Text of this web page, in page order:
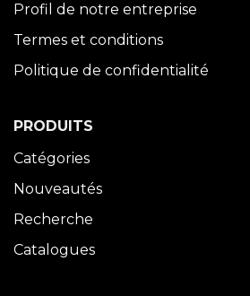
Profil de notre entreprise
Termes et conditions
Politique de confidentialité
PRODUITS
Catégories
Nouveautés
Recherche
Catalogues